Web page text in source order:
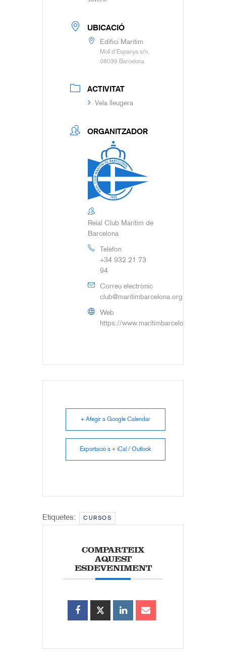
UBICACIÓ
Edifici Marítim
Moll d’Espanya s/n,
08039 Barcelona
ACTIVITAT
Vela lleugera
ORGANITZADOR
Reial Club Marítim de
Barcelona
Telèfon
+34 932 21 73
94
Correu electrònic
club@maritimbarcelona.org
Web
https://www.maritimbarcelona.org
+ Afegir a Google Calendar
Exportació a + iCal / Outlook
Etiquetes: CURSOS
COMPARTEIX
AQUEST
ESDEVENIMENT